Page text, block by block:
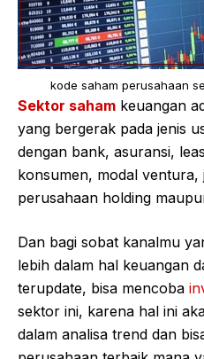
kode saham perusahaan
Sektor saham keuangan
yang bergerak pada jenis
dengan bank, asuransi,
konsumen, modal ventura,
perusahaan holding
Dan bagi sobat kanalmu
lebih dalam hal keuangan
terupdate, bisa mencoba
sektor ini, karena hal ini
dalam analisa trend dan